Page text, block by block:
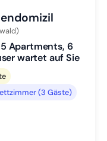
Apartments, 6
wartet auf Sie
(3 Gäste)